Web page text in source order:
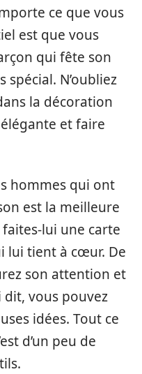
ce que vous
est que vous
qui fête son
N’oubliez
la décoration
et faire
hommes qui ont
est la meilleure
faites-lui une carte
lui tient à cœur. De
son attention et
dit, vous pouvez
idées. Tout ce
d’un peu de